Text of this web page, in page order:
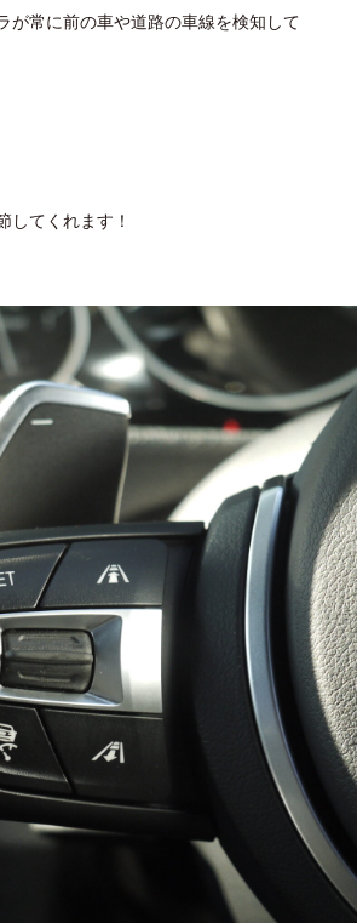
が常に前の車や道路の車線を検知して
してくれます！